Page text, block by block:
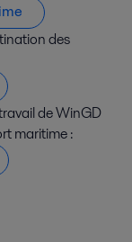
des
de WinGD
maritime :